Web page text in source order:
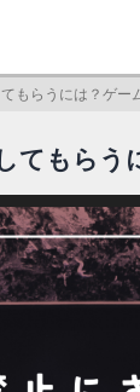
もらうには？ゲー
てもらう